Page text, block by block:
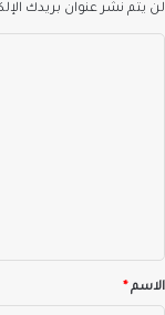
لن يتم نشر عنوان بريدك
*الاسم*